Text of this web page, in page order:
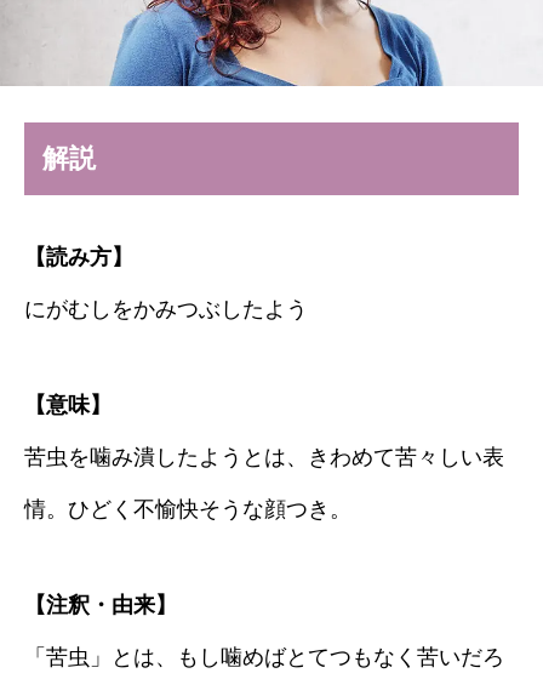
解説
【読み方】
にがむしをかみつぶしたよう
【意味】
苦虫を噛み潰したようとは、きわめて苦々しい表
情。ひどく不愉快そうな顔つき。
【注釈・由来】
「苦虫」とは、もし噛めばとてつもなく苦いだろ